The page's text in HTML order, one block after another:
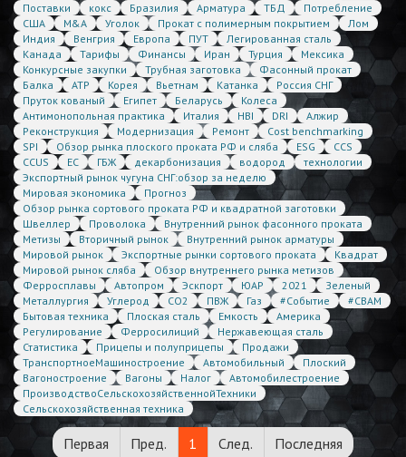
Поставки
кокс Бразилия Арматура ТБД
Потребление
США
M&A Уголок Прокат с полимерным покрытием
Лом
Индия
Венгрия Европа ПУТ
Легированная сталь
Канада
Тарифы Финансы Иран Турция
Мексика
Конкурсные закупки
Трубная заготовка
Фасонный прокат
Балка
АТР Корея Вьетнам Катанка
Россия СНГ
Пруток кованый
Египет Беларусь
Колеса
Антимонопольная практика
Италия HBI DRI
Алжир
Реконструкция
Модернизация Ремонт
Cost benchmarking
SPI
Обзор рынка плоского проката РФ и сляба ESG
CCS
CCUS
ЕС ГБЖ декарбонизация водород
технологии
Экспортный рынок чугуна СНГ:обзор за неделю
Мировая экономика
Прогноз
Обзор рынка сортового проката РФ и квадратной заготовки
Швеллер
Проволока
Внутренний рынок фасонного проката
Метизы
Вторичный рынок
Внутренний рынок арматуры
Мировой рынок
Экспортные рынки сортового проката
Квадрат
Мировой рынок сляба
Обзор внутреннего рынка метизов
Ферросплавы
Автопром Эскпорт ЮАР 2021
Зеленый
Металлургия
Углерод CO2 ПВЖ Газ #Событие
#CBAM
Бытовая техника
Плоская сталь Емкость
Америка
Регулирование
Ферросилиций
Нержавеющая сталь
Статистика
Прицепы и полуприцепы
Продажи
ТранспортноеМашиностроение
Автомобильный
Плоский
Вагоностроение
Вагоны Налог
Автомобилестроение
ПроизводствоСельскохозяйственнойТехники
Сельскохозяйственная техника
Первая Пред. 1 След. Последняя